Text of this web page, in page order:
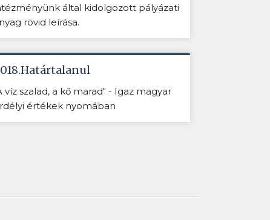
által kidolgozott pályázati
rövid leírása.
víz szalad, a kő marad" - Igaz magyar
értékek nyomában